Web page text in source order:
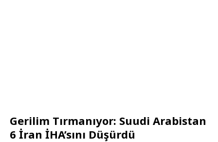
Gerilim Tırmanıyor: Suudi Arabistan
6 İran İHA’sını Düşürdü